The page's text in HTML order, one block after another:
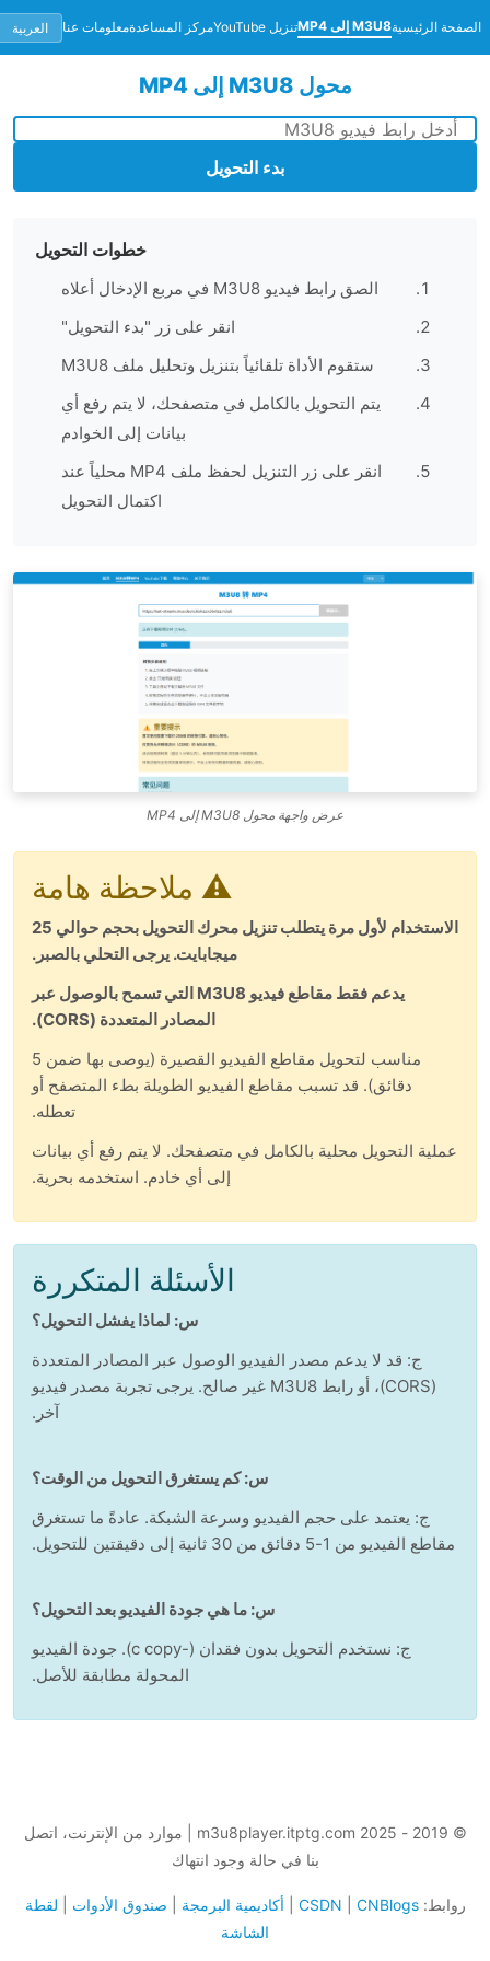
الرئيسية M3U8 إلى MP4 تنزيل YouTube مركز المساعدةمعلومات عنا
محول M3U8 إلى MP4
بدء التحويل
خطوات التحويل
الصق رابط فيديو M3U8 في مربع الإدخال أعلاه
انقر على زر "بدء التحويل"
ستقوم الأداة تلقائياً بتنزيل وتحليل ملف M3U8
يتم التحويل بالكامل في متصفحك، لا يتم رفع أي
بيانات إلى الخوادم
انقر على زر التنزيل لحفظ ملف MP4 محلياً عند
اكتمال التحويل
عرض واجهة محول M3U8 إلى MP4
⚠️ ملاحظة هامة
الاستخدام لأول مرة يتطلب تنزيل محرك التحويل بحجم حوالي 25
ميجابايت. يرجى التحلي بالصبر.
يدعم فقط مقاطع فيديو M3U8 التي تسمح بالوصول عبر
المصادر المتعددة (CORS).
مناسب لتحويل مقاطع الفيديو القصيرة (يوصى بها ضمن 5
دقائق). قد تسبب مقاطع الفيديو الطويلة بطء المتصفح أو
تعطله.
عملية التحويل محلية بالكامل في متصفحك. لا يتم رفع أي بيانات
إلى أي خادم. استخدمه بحرية.
الأسئلة المتكررة
س: لماذا يفشل التحويل؟
ج: قد لا يدعم مصدر الفيديو الوصول عبر المصادر المتعددة
(CORS)، أو رابط M3U8 غير صالح. يرجى تجربة مصدر فيديو
س: كم يستغرق التحويل من الوقت؟
ج: يعتمد على حجم الفيديو وسرعة الشبكة. عادةً ما تستغرق
مقاطع الفيديو من 1-5 دقائق من 30 ثانية إلى دقيقتين للتحويل.
س: ما هي جودة الفيديو بعد التحويل؟
ج: نستخدم التحويل بدون فقدان (-c copy). جودة الفيديو
المحولة مطابقة للأصل.
© 2019 - 2025 m3u8player.itptg.com | موارد من الإنترنت، اتصل
بنا في حالة وجود انتهاك
CSDN|CNBlogs
|أكاديمية البرمجة |صندوق الأدوات|لقطة
الشاشة